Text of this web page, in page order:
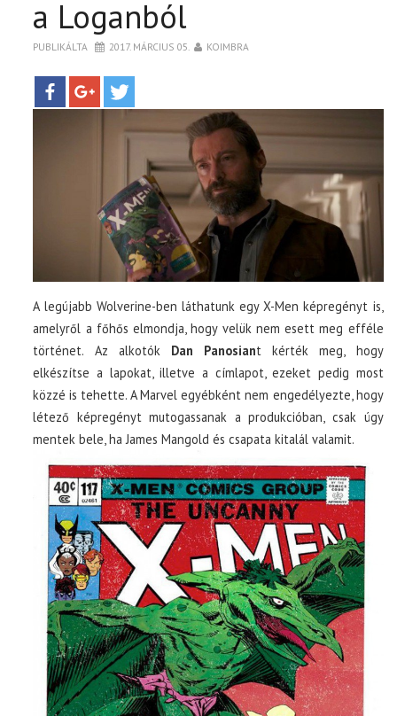
PÓLÓ RENDELÉS
a Loganból
PUBLIKÁLTA 2017. MÁRCIUS 05. KOIMBRA
A legújabb Wolverine-ben láthatunk egy X-Men képregényt is,
amelyről a főhős elmondja, hogy velük nem esett meg efféle
történet. Az alkotók Dan Panosiant kérték meg, hogy
elkészítse a lapokat, illetve a címlapot, ezeket pedig most
közzé is tehette. A Marvel egyébként nem engedélyezte, hogy
létező képregényt mutogassanak a produkcióban, csak úgy
mentek bele, ha James Mangold és csapata kitalál valamit.